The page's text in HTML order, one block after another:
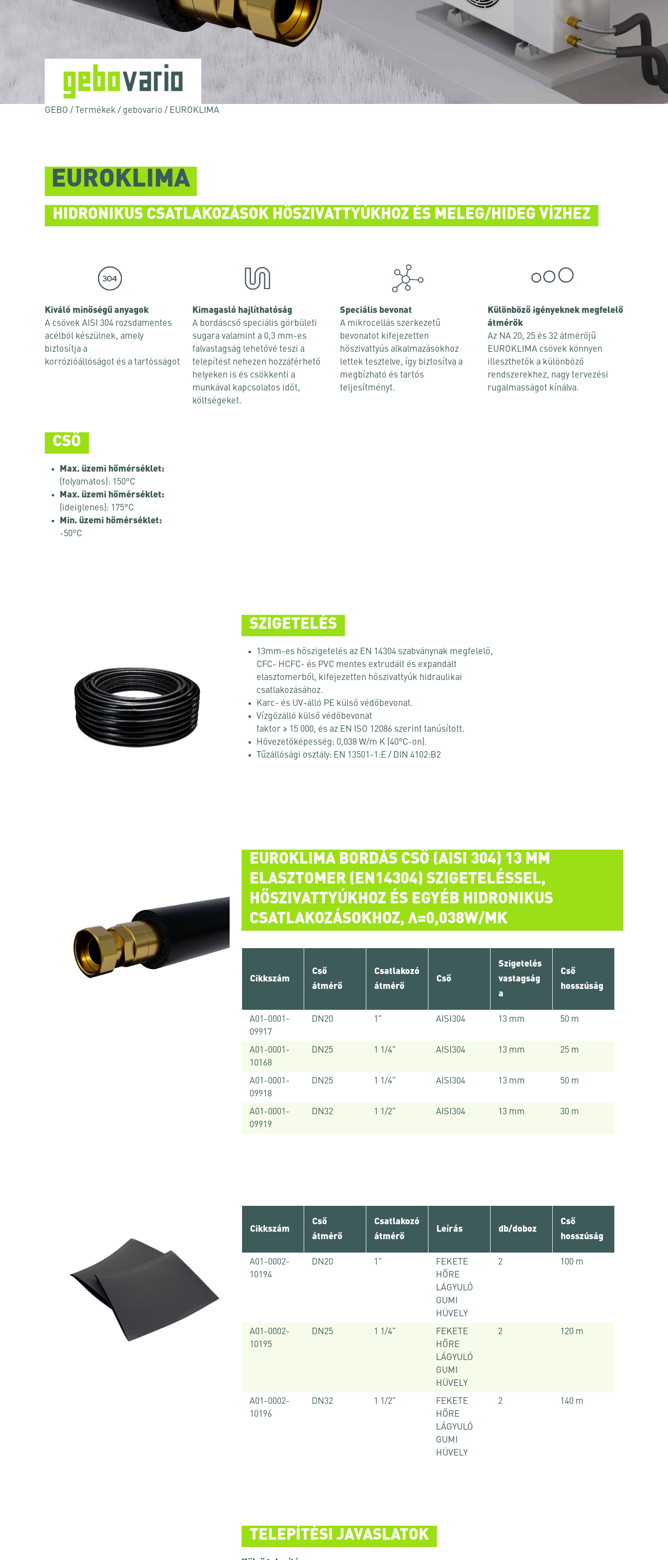
Nyomja meg az Enter billentyűt a kereséshez vagy az ESC billentyűt a bezáráshoz
GEBO / Termékek / gebovario / EUROKLIMA
EUROKLIMA
HIDRONIKUS CSATLAKOZÁSOK HŐSZIVATTYÚKHOZ ÉS MELEG/HIDEG VÍZHEZ
Kiváló minőségű anyagok
A csövek AISI 304 rozsdamentes
acélból készülnek, amely
biztosítja a
korrózióállóságot és a tartósságot
Kimagasló hajlíthatóság
A bordáscső speciális görbületi
sugara valamint a 0,3 mm-es
falvastagság lehetővé teszi a
telepítést nehezen hozzáférhető
helyeken is és csökkenti a
munkával kapcsolatos időt,
költségeket.
Speciális bevonat
A mikrocellás szerkezetű
bevonatot kifejezetten
hőszivattyús alkalmazásokhoz
lettek tesztelve, így biztosítva a
megbízható és tartós
teljesítményt.
Különböző igényeknek megfelelő
átmérők
Az NA 20, 25 és 32 átmérőjű
EUROKLIMA csövek könnyen
illeszthetők a különböző
rendszerekhez, nagy tervezési
rugalmasságot kínálva.
CSŐ
Max. üzemi hőmérséklet:
(folyamatos): 150°C
Max. üzemi hőmérséklet:
(ideiglenes): 175°C
Min. üzemi hőmérséklet:
-50°C
SZIGETELÉS
13mm-es hőszigetelés az EN 14304 szabványnak megfelelő,
CFC- HCFC- és PVC mentes extrudált és expandált
elasztomerből, kifejezetten hőszivattyúk hidraulikai
csatlakozásához.
Karc- és UV-álló PE külső védőbevonat.
Vízgőzálló külső védőbevonat
faktor ≥ 15 000, és az EN ISO 12086 szerint tanúsított.
Hővezetőképesség: 0,038 W/m K (40°C-on).
Tűzállósági osztály: EN 13501-1:E / DIN 4102:B2
EUROKLIMA BORDÁS CSŐ (AISI 304) 13 MM
ELASZTOMER (EN14304) SZIGETELÉSSEL,
HŐSZIVATTYÚKHOZ ÉS EGYÉB HIDRONIKUS
CSATLAKOZÁSOKHOZ, Λ=0,038W/MK
Cikkszám
Cső
átmérő
Csatlakozó
átmérő
Cső
Szigetelés
vastagság
a
Cső
hosszúság
A01-0001-
09917
DN20 1" AISI304 13 mm 50 m
A01-0001-
10168
DN25 1 1/4" AISI304 13 mm 25 m
A01-0001-
09918
DN25 1 1/4" AISI304 13 mm 50 m
A01-0001-
09919
DN32 1 1/2" AISI304 13 mm 30 m
Cikkszám
Cső
átmérő
Csatlakozó
átmérő
Leírás db/doboz
Cső
hosszúság
A01-0002-
10194
DN20 1"
FEKETE
HŐRE
LÁGYULÓ
GUMI
HÜVELY
2 100 m
A01-0002-
10195
DN25 1 1/4"
FEKETE
HŐRE
LÁGYULÓ
GUMI
HÜVELY
2 120 m
A01-0002-
10196
DN32 1 1/2"
FEKETE
HŐRE
LÁGYULÓ
GUMI
HÜVELY
2 140 m
TELEPÍTÉSI JAVASLATOK